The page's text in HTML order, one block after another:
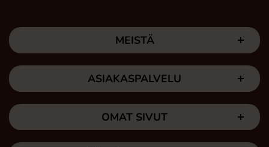
MEISTÄ
ASIAKASPALVELU
OMAT SIVUT